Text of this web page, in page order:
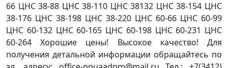
66 ЦНС 38-88 ЦНС 38-110 ЦНС 38132 ЦНС 38-154 ЦНС
38-176 ЦНС 38-198 ЦНС 38-220 ЦНС 60-66 ЦНС 60-99
ЦНС 60-132 ЦНС 60-165 ЦНС 60-198 ЦНС 60-231 ЦНС
60-264 Хорошие цены! Высокое качество! Для
получения детальной информации обращайтесь по